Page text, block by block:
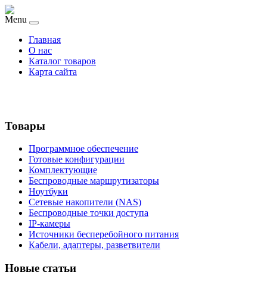
Menu
Главная
О нас
Каталог товаров
Карта сайта
Товары
Программное обеспечение
Готовые конфигурации
Комплектующие
Беспроводные маршрутизаторы
Ноутбуки
Сетевые накопители (NAS)
Беспроводные точки доступа
IP-камеры
Источники бесперебойного питания
Кабели, адаптеры, разветвители
Новые статьи